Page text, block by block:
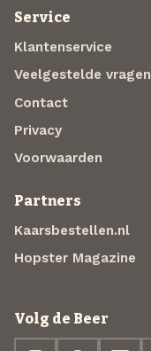
Service
Klantenservice
Veelgestelde vragen
Contact
Privacy
Voorwaarden
Partners
Kaarsbestellen.nl
Hopster Magazine
Volg de Beer